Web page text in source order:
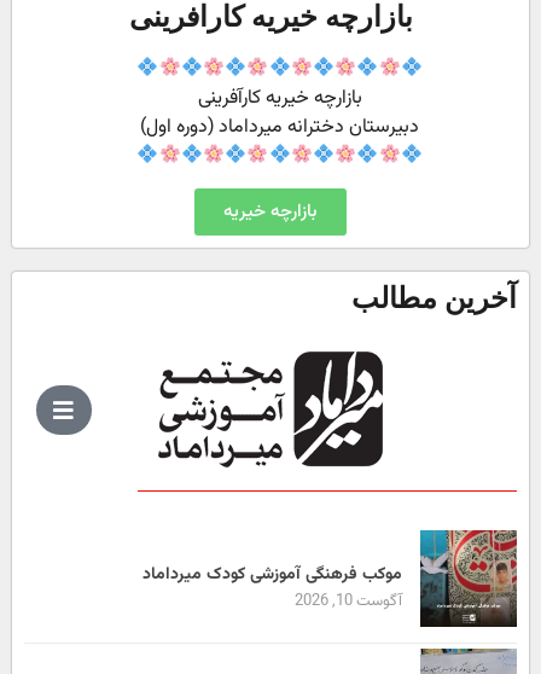
بازارچه خیریه کارافرینی
بازارچه خیریه کارآفرینی
دبیرستان دخترانه میرداماد (دوره اول)
بازارچه خیریه
آخرین مطالب
موکب فرهنگی آموزشی کودک میرداماد
آگوست 10, 2026